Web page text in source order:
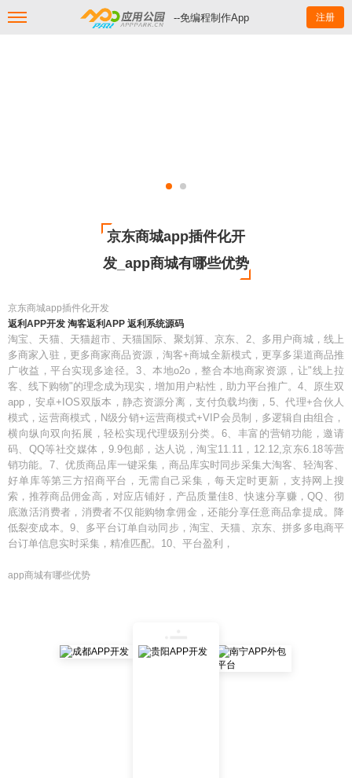
--免编程制作App 注册
京东商城app插件化开
发_app商城有哪些优势
京东商城app插件化开发
返利APP开发 淘客返利APP 返利系统源码
淘宝、天猫、天猫超市、天猫国际、聚划算、京东、2、多用户商城，线上
多商家入驻，更多商家商品资源，淘客+商城全新模式，更享多渠道商品推
广收益，平台实现多途径。3、本地o2o，整合本地商家资源，让"线上拉
客、线下购物"的理念成为现实，增加用户粘性，助力平台推广。4、原生双
app，安卓+IOS双版本，静态资源分离，支付负载均衡，5、代理+合伙人
模式，运营商模式，N级分销+运营商模式+VIP会员制，多逻辑自由组合，
横向纵向双向拓展，轻松实现代理级别分类。6、丰富的营销功能，邀请
码、QQ等社交媒体，9.9包邮，达人说，淘宝11.11，12.12,京东6.18等营
销功能。7、优质商品库一键采集，商品库实时同步采集大淘客、轻淘客、
好单库等第三方招商平台，无需自己采集，每天定时更新，支持网上搜
索，推荐商品佣金高，对应店铺好，产品质量佳8、快速分享赚，QQ、彻
底激活消费者，消费者不仅能购物拿佣金，还能分享任意商品拿提成。降
低裂变成本。9、多平台订单自动同步，淘宝、天猫、京东、拼多多电商平
台订单信息实时采集，精准匹配。10、平台盈利，
app商城有哪些优势